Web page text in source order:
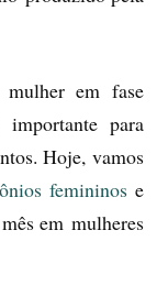
mulher em fase
importante para
Hoje, vamos
femininos e
em mulheres